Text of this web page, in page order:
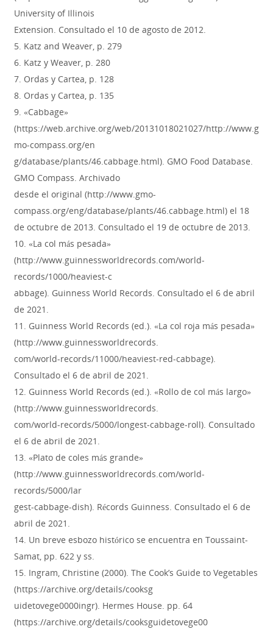
University of Illinois
Extension. Consultado el 10 de agosto de 2012.
5. Katz and Weaver, p. 279
6. Katz y Weaver, p. 280
7. Ordas y Cartea, p. 128
8. Ordas y Cartea, p. 135
9. «Cabbage»
(https://web.archive.org/web/20131018021027/http://www.g
mo-compass.org/en
g/database/plants/46.cabbage.html). GMO Food Database.
GMO Compass. Archivado
desde el original (http://www.gmo-
compass.org/eng/database/plants/46.cabbage.html) el 18
de octubre de 2013. Consultado el 19 de octubre de 2013.
10. «La col más pesada»
(http://www.guinnessworldrecords.com/world-
records/1000/heaviest-c
abbage). Guinness World Records. Consultado el 6 de abril
de 2021.
11. Guinness World Records (ed.). «La col roja más pesada»
(http://www.guinnessworldrecords.
com/world-records/11000/heaviest-red-cabbage).
Consultado el 6 de abril de 2021.
12. Guinness World Records (ed.). «Rollo de col más largo»
(http://www.guinnessworldrecords.
com/world-records/5000/longest-cabbage-roll). Consultado
el 6 de abril de 2021.
13. «Plato de coles más grande»
(http://www.guinnessworldrecords.com/world-
records/5000/lar
gest-cabbage-dish). Récords Guinness. Consultado el 6 de
abril de 2021.
14. Un breve esbozo histórico se encuentra en Toussaint-
Samat, pp. 622 y ss.
15. Ingram, Christine (2000). The Cook’s Guide to Vegetables
(https://archive.org/details/cooksg
uidetovege0000ingr). Hermes House. pp. 64
(https://archive.org/details/cooksguidetovege00